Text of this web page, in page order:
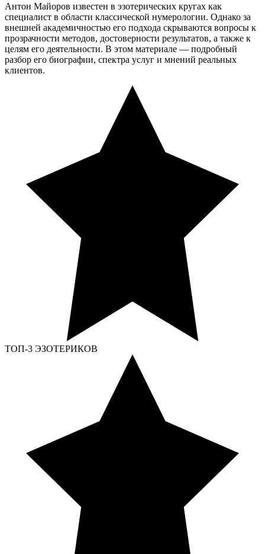
Антон Майоров известен в эзотерических кругах как
специалист в области классической нумерологии. Однако за
внешней академичностью его подхода скрываются вопросы к
прозрачности методов, достоверности результатов, а также к
целям его деятельности. В этом материале — подробный
разбор его биографии, спектра услуг и мнений реальных
клиентов.
ТОП-3 ЭЗОТЕРИКОВ